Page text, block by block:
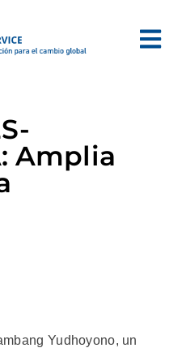
Amplia
Yudhoyono, un